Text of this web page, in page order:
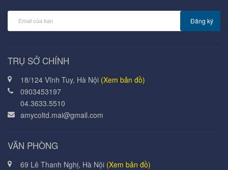
Đăng ký
TRỤ SỞ CHÍNH
18/124 Vĩnh Tuy, Hà Nội (Xem bản đồ)
0903453197
04.3633.5510
amycoltd.mai@gmail.com
VĂN PHÒNG
69 Lê Thanh Nghị, Hà Nội (Xem bản đồ)